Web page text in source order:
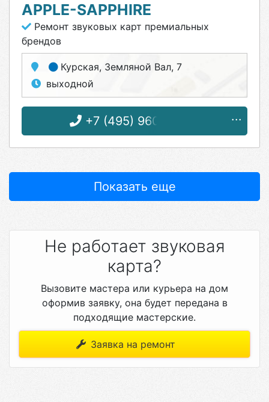
APPLE-SAPPHIRE
Ремонт звуковых карт премиальных
брендов
Курская, Земляной Вал, 7
выходной
+7 (495) 960-65-46
Показать еще
Не работает звуковая
карта?
Вызовите мастера или курьера на дом
оформив заявку, она будет передана в
подходящие мастерские.
Заявка на ремонт